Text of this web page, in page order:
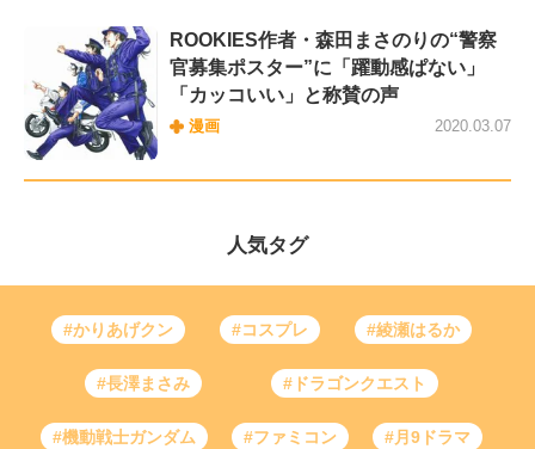
ROOKIES作者・森田まさのりの“警察
官募集ポスター”に「躍動感ぱない」
「カッコいい」と称賛の声
漫画 2020.03.07
人気タグ
#かりあげクン #コスプレ #綾瀬はるか
#長澤まさみ #ドラゴンクエスト
#機動戦士ガンダム #ファミコン #月9ドラマ